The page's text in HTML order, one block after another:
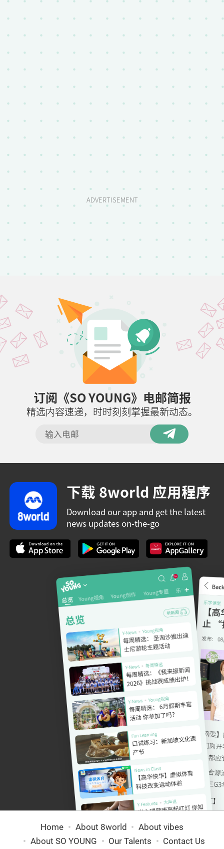
ADVERTISEMENT
订阅《SO YOUNG》电邮简报
精选内容速递，时时刻刻掌握最新动态。
下载 8world 应用程序
Download our app and get the latest
news updates on-the-go
Home About 8world
About vibes
About SO YOUNG
Our Talents Contact Us